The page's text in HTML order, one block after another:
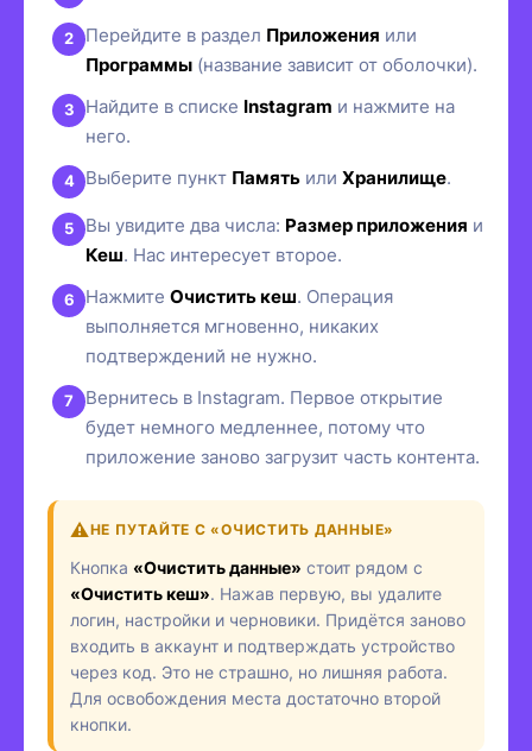
Перейдите в раздел Приложения или
Программы (название зависит от оболочки).
Найдите в списке Instagram и нажмите на
него.
Выберите пункт Память или Хранилище.
Вы увидите два числа: Размер приложения и
Кеш. Нас интересует второе.
Нажмите Очистить кеш. Операция
выполняется мгновенно, никаких
подтверждений не нужно.
Вернитесь в Instagram. Первое открытие
будет немного медленнее, потому что
приложение заново загрузит часть контента.
НЕ ПУТАЙТЕ С «ОЧИСТИТЬ ДАННЫЕ»
Кнопка «Очистить данные» стоит рядом с
«Очистить кеш». Нажав первую, вы удалите
логин, настройки и черновики. Придётся заново
входить в аккаунт и подтверждать устройство
через код. Это не страшно, но лишняя работа.
Для освобождения места достаточно второй
кнопки.